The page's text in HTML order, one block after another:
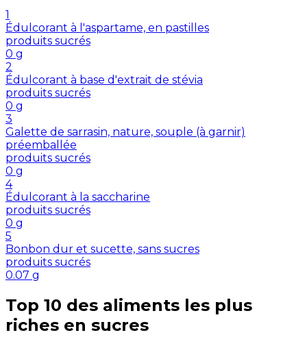
1
Édulcorant à l'aspartame, en pastilles
produits sucrés
0 g
2
Édulcorant à base d'extrait de stévia
produits sucrés
0 g
3
Galette de sarrasin, nature, souple (à garnir)
préemballée
produits sucrés
0 g
4
Édulcorant à la saccharine
produits sucrés
0 g
5
Bonbon dur et sucette, sans sucres
produits sucrés
0.07 g
Top 10 des aliments les plus
riches en sucres